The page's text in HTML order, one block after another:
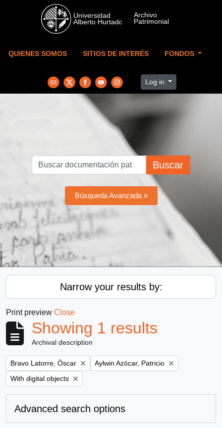
Skip to main content
QUIENES SOMOS SITIOS DE INTERÉS FONDOS
Log in
Buscar
Búsqueda Avanzada »
Narrow your results by:
Print preview Close
Showing 1 results
Archival description
Remove filter:
Bravo Latorre, Óscar Remove filter:
Aylwin Azócar, Patricio
Remove filter:
With digital objects
Advanced search options